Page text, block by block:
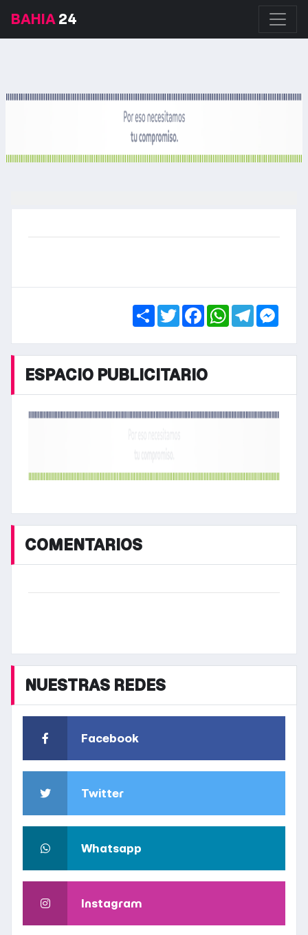
BAHIA24
ShareTwitterFacebook
WhatsApp
ESPACIO PUBLICITARIO
COMENTARIOS
NUESTRAS REDES
Facebook
Twitter
Whatsapp
Instagram